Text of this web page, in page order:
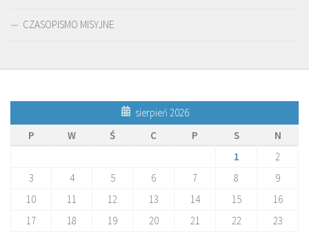
CZASOPISMO MISYJNE
sierpień 2026
P
W Ś C P S
N
1
2
3
4 5 6 7 8
9
10
11 12 13 14 15
16
17
18 19 20 21 22
23